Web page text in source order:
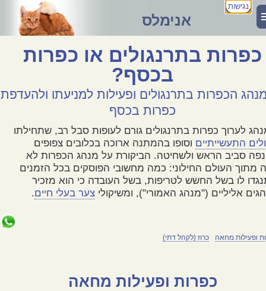
נגישות
אנימלס
כפרות בתרנגולים או כפרות
בכסף?
הכפרות בתרנגולים ופעילות למניעתו ולהעדפת
כפרות בכסף
לערוך כפרות בתרנגולים גורם לעופות סבל רב, שתחילתו
התעשייתיים וסופו בהמתנה ארוכה בכלובים צפופים
סביב הראש ולשחיטה. הביקורת על מנהג הכפרות לא
מתוך העולם החילוני: כמה מחשובי הפוסקים בכל הזמנים
לו בשל החשש לטריפות, בשל העובדה כי הוא מזכיר
אליליים ("מנהג האמורי"), ומשיקולי צער בעלי חיים.
ופעילות מחאה כרוז (לקהל דתי)
כפרות ופעילות מחאה